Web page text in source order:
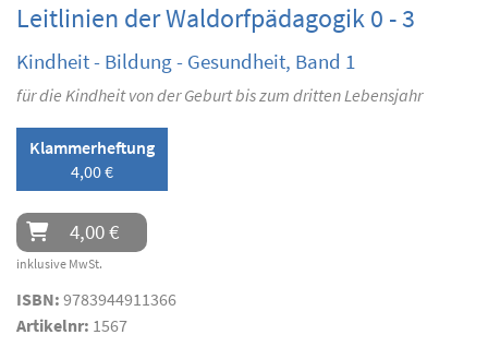
Leitlinien der Waldorfpädagogik 0 - 3
Kindheit - Bildung - Gesundheit, Band 1
für die Kindheit von der Geburt bis zum dritten Lebensjahr
Klammerheftung
4,00 €
4,00 €
inklusive MwSt.
ISBN: 9783944911366
Artikelnr: 1567